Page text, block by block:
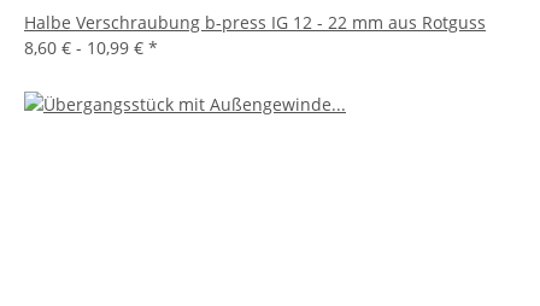
Halbe Verschraubung b-press IG 12 - 22 mm aus Rotguss
8,60 € - 10,99 € *